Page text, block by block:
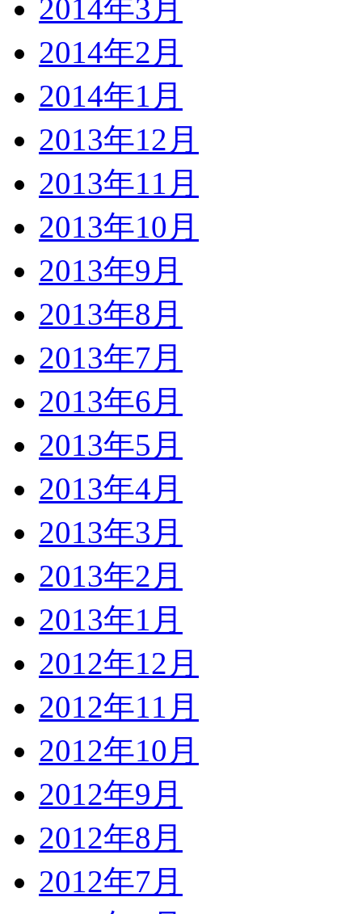
2014年3月
2014年2月
2014年1月
2013年12月
2013年11月
2013年10月
2013年9月
2013年8月
2013年7月
2013年6月
2013年5月
2013年4月
2013年3月
2013年2月
2013年1月
2012年12月
2012年11月
2012年10月
2012年9月
2012年8月
2012年7月